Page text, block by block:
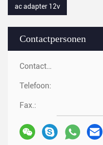
Contactpersonen
Contactpersonen:
Telefoon:
Fax.:
ac adapter 12v